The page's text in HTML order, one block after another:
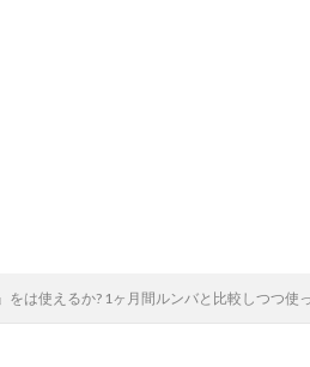
は使えるか? 1ヶ月間ルンバと比較しつつ使